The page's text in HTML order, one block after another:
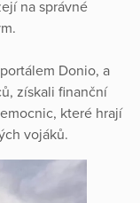
na správné
Donio, a
získali finanční
které hrají
vojáků.